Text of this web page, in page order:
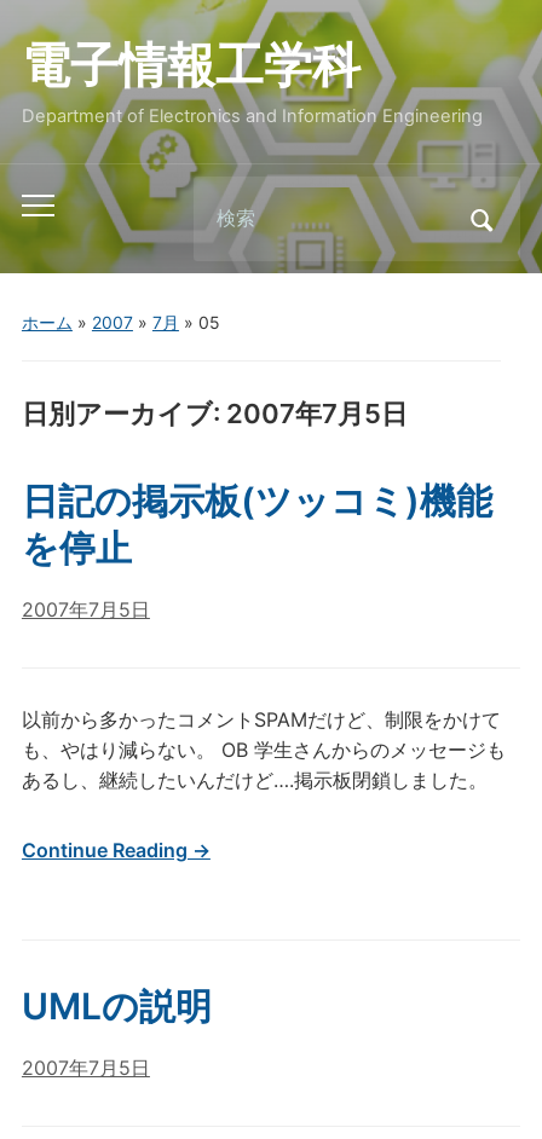
電子情報工学科
Department of Electronics and Information Engineering
Toggle
mobile
menu
Search
for:
ホーム » 2007» 7月 » 05
日別アーカイブ: 2007年7月5日
日記の掲示板(ツッコミ)機能
を停止
2007年7月5日
以前から多かったコメントSPAMだけど、制限をかけて
も、やはり減らない。 OB 学生さんからのメッセージも
あるし、継続したいんだけど….掲示板閉鎖しました。
Continue Reading →
UMLの説明
2007年7月5日